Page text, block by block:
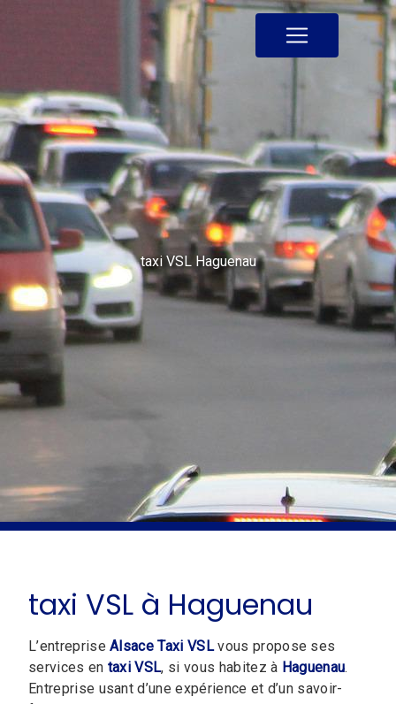
taxi VSL Haguenau
taxi VSL à Haguenau
L’entrepriseAlsace Taxi VSLvous propose ses
services en taxi VSL, si vous habitez à Haguenau.
Entreprise usant d’une expérience et d’un savoir-
Panneau de gestion des cookies